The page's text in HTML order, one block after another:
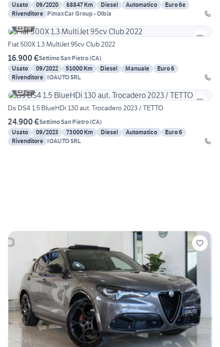
Usato
09/2020 68847 Km Diesel Automatico
Euro 6e
Rivenditore PimaxCar Group - Olbia
24
Fiat 500X 1.3 MultiJet 95cv Club 2022
16.900 €Settimo San Pietro(CA)
Usato
09/2022 51000 Km Diesel Manuale
Euro 6
Rivenditore IOAUTO SRL
25
Ds DS4 1.5 BlueHDi 130 aut. Trocadero 2023 / TETTO
24.900 €Settimo San Pietro(CA)
Usato
09/2023 73000 Km Diesel Automatico
Euro 6
Rivenditore IOAUTO SRL